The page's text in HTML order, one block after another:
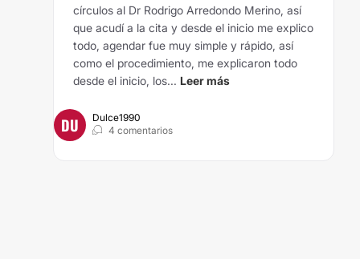
círculos al Dr Rodrigo Arredondo Merino, así
que acudí a la cita y desde el inicio me explico
todo, agendar fue muy simple y rápido, así
como el procedimiento, me explicaron todo
desde el inicio, los... Leer más
DU
Dulce1990
4 comentarios